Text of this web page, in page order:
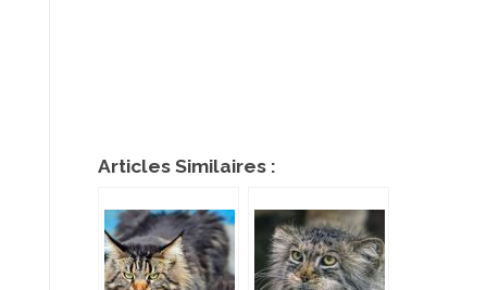
Articles Similaires :